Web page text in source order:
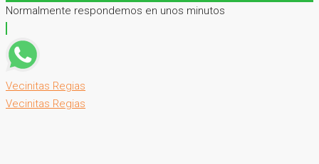
Normalmente respondemos en unos minutos
Vecinitas Regias
Vecinitas Regias